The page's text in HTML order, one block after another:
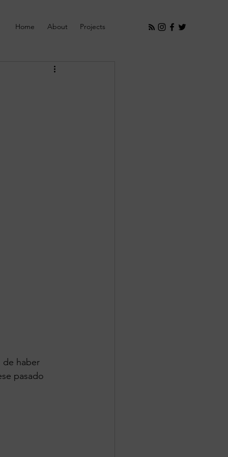
Home About Projects
de haber
pasado